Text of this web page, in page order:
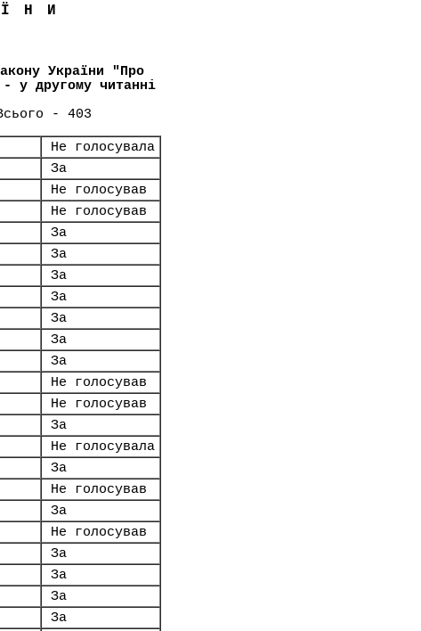
України "Про
- у другому читанні
- 403
Не голосувала
За
Не голосував
Не голосував
За
За
За
За
За
За
За
Не голосував
Не голосував
За
Не голосувала
За
Не голосував
За
Не голосував
За
За
За
За